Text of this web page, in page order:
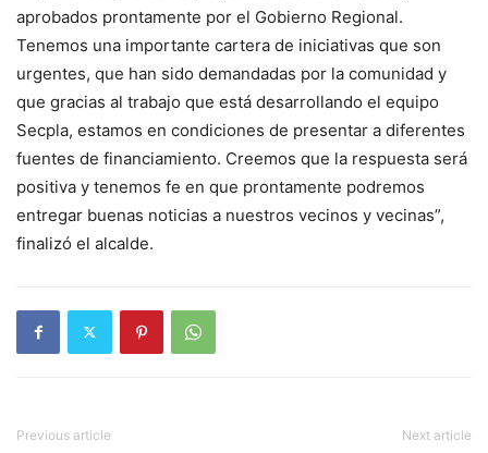
aprobados prontamente por el Gobierno Regional.
Tenemos una importante cartera de iniciativas que son
urgentes, que han sido demandadas por la comunidad y
que gracias al trabajo que está desarrollando el equipo
Secpla, estamos en condiciones de presentar a diferentes
fuentes de financiamiento. Creemos que la respuesta será
positiva y tenemos fe en que prontamente podremos
entregar buenas noticias a nuestros vecinos y vecinas”,
finalizó el alcalde.
Previous article Next article